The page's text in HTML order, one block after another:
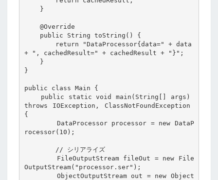
+ ", cachedResult=" + cachedResult + "}";
}
public class Main {
throws IOException, ClassNotFoundException
{
rocessor(10);
OutputStream("processor.ser");